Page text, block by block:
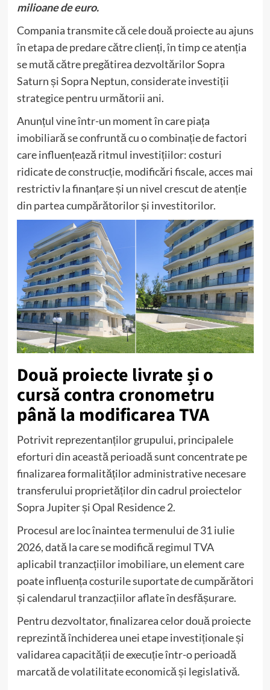
milioane de euro.
Compania transmite că cele două proiecte au ajuns
în etapa de predare către clienți, în timp ce atenția
se mută către pregătirea dezvoltărilor Sopra
Saturn și Sopra Neptun, considerate investiții
strategice pentru următorii ani.
Anunțul vine într-un moment în care piața
imobiliară se confruntă cu o combinație de factori
care influențează ritmul investițiilor: costuri
ridicate de construcție, modificări fiscale, acces mai
restrictiv la finanțare și un nivel crescut de atenție
din partea cumpărătorilor și investitorilor.
Două proiecte livrate și o
cursă contra cronometru
până la modificarea TVA
Potrivit reprezentanților grupului, principalele
eforturi din această perioadă sunt concentrate pe
finalizarea formalităților administrative necesare
transferului proprietăților din cadrul proiectelor
Sopra Jupiter și Opal Residence 2.
Procesul are loc înaintea termenului de 31 iulie
2026, dată la care se modifică regimul TVA
aplicabil tranzacțiilor imobiliare, un element care
poate influența costurile suportate de cumpărători
și calendarul tranzacțiilor aflate în desfășurare.
Pentru dezvoltator, finalizarea celor două proiecte
reprezintă închiderea unei etape investiționale și
validarea capacității de execuție într-o perioadă
marcată de volatilitate economică și legislativă.